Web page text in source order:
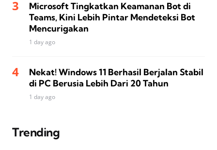
Microsoft Tingkatkan Keamanan Bot di
Teams, Kini Lebih Pintar Mendeteksi Bot
Mencurigakan
1 day ago
Nekat! Windows 11 Berhasil Berjalan Stabil
di PC Berusia Lebih Dari 20 Tahun
1 day ago
Trending